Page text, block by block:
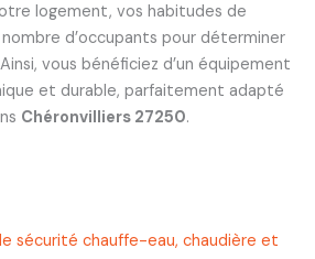
logement, vos habitudes de
d’occupants pour déterminer
vous bénéficiez d’un équipement
et durable, parfaitement adapté
Chéronvilliers 27250.
sécurité chauffe-eau, chaudière et